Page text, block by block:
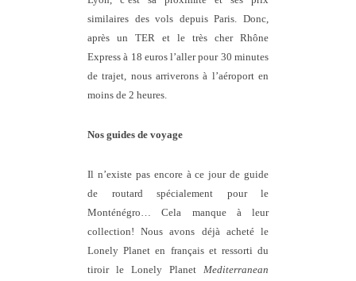
similaires des vols depuis Paris. Donc,
après un TER et le très cher Rhône
Express à 18 euros l’aller pour 30 minutes
de trajet, nous arriverons à l’aéroport en
moins de 2 heures.
Nos guides de voyage
Il n’existe pas encore à ce jour de guide
de routard spécialement pour le
Monténégro… Cela manque à leur
collection! Nous avons déjà acheté le
Lonely Planet en français et ressorti du
tiroir le Lonely Planet Mediterranean